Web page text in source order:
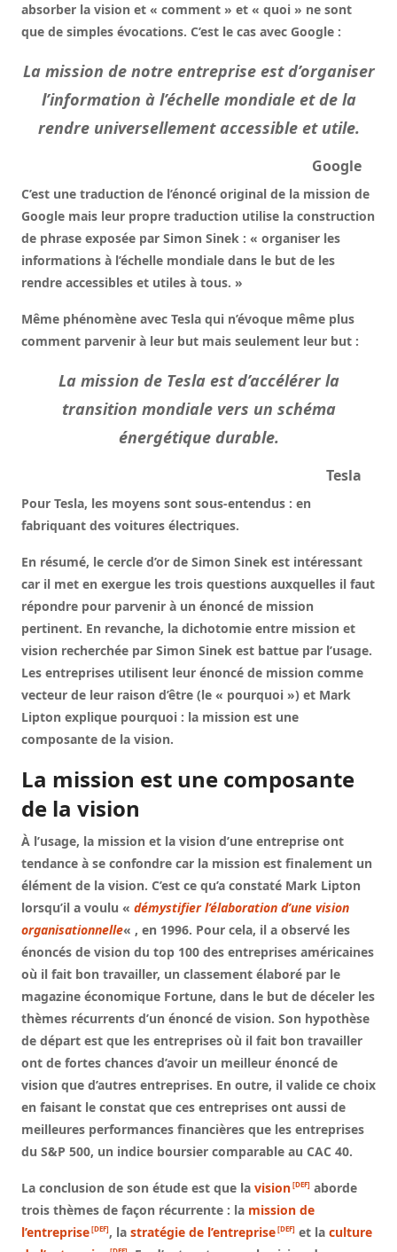
absorber la vision et « comment » et « quoi » ne sont
que de simples évocations. C’est le cas avec Google :
La mission de notre entreprise est d’organiser
l’information à l’échelle mondiale et de la
rendre universellement accessible et utile.
Google
C’est une traduction de l’énoncé original de la mission de
Google mais leur propre traduction utilise la construction
de phrase exposée par Simon Sinek : « organiser les
informations à l’échelle mondiale dans le but de les
rendre accessibles et utiles à tous. »
Même phénomène avec Tesla qui n’évoque même plus
comment parvenir à leur but mais seulement leur but :
La mission de Tesla est d’accélérer la
transition mondiale vers un schéma
énergétique durable.
Tesla
Pour Tesla, les moyens sont sous-entendus : en
fabriquant des voitures électriques.
En résumé, le cercle d’or de Simon Sinek est intéressant
car il met en exergue les trois questions auxquelles il faut
répondre pour parvenir à un énoncé de mission
pertinent. En revanche, la dichotomie entre mission et
vision recherchée par Simon Sinek est battue par l’usage.
Les entreprises utilisent leur énoncé de mission comme
vecteur de leur raison d’être (le « pourquoi ») et Mark
Lipton explique pourquoi : la mission est une
composante de la vision.
La mission est une composante
de la vision
À l’usage, la mission et la vision d’une entreprise ont
tendance à se confondre car la mission est finalement un
élément de la vision. C’est ce qu’a constaté Mark Lipton
lorsqu’il a voulu « démystifier l’élaboration d’une vision
organisationnelle« , en 1996. Pour cela, il a observé les
énoncés de vision du top 100 des entreprises américaines
où il fait bon travailler, un classement élaboré par le
magazine économique Fortune, dans le but de déceler les
thèmes récurrents d’un énoncé de vision. Son hypothèse
de départ est que les entreprises où il fait bon travailler
ont de fortes chances d’avoir un meilleur énoncé de
vision que d’autres entreprises. En outre, il valide ce choix
en faisant le constat que ces entreprises ont aussi de
meilleures performances financières que les entreprises
du S&P 500, un indice boursier comparable au CAC 40.
La conclusion de son étude est que la vision
aborde
trois thèmes de façon récurrente : la mission de
l’entreprise
, la stratégie de l’entreprise et la culture